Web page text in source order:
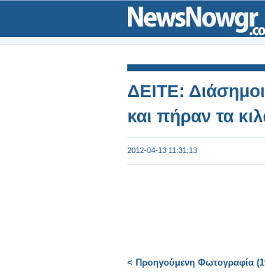
ΔΕΙΤΕ:
και πήραν τα
2012-04-13 11:31:13
< Προηγούμενη Φωτογραφία